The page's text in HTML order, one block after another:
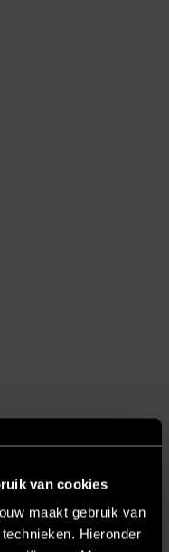
van cookies
maakt gebruik van
Hieronder